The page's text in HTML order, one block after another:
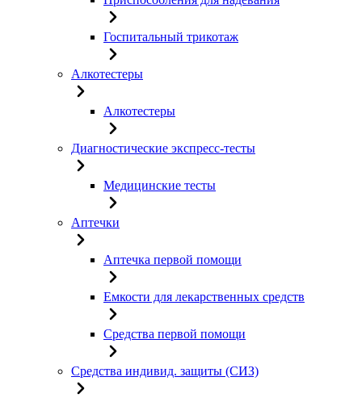
Госпитальный трикотаж
Алкотестеры
Алкотестеры
Диагностические экспресс-тесты
Медицинские тесты
Аптечки
Аптечка первой помощи
Емкости для лекарственных средств
Средства первой помощи
Средства индивид. защиты (СИЗ)